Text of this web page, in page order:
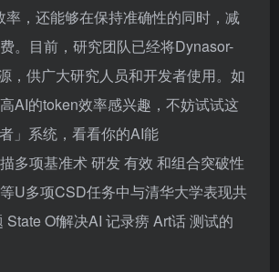
率，还能够在保持准确性的同时，减
。目前，研究团队已经将Dynasor-
，供广大研究人员和开发者使用。如
AI的token效率感兴趣，不妨试试这
」系统，看看你的AI能